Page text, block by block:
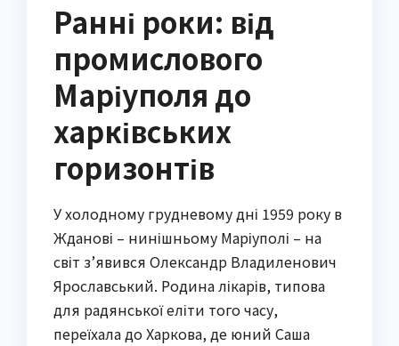
Ранні роки: від
промислового
Маріуполя до
харківських
горизонтів
У холодному грудневому дні 1959 року в
Жданові – нинішньому Маріуполі – на
світ з’явився Олександр Владиленович
Ярославський. Родина лікарів, типова
для радянської еліти того часу,
переїхала до Харкова, де юний Саша